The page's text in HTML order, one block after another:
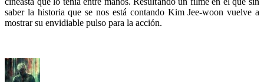
saber la historia que se nos está contando Kim Jee-woon vuelve a
mostrar su envidiable pulso para la acción.